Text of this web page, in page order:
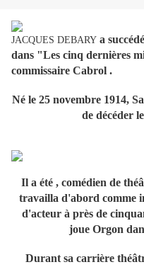
JACQUES DEBARY a
dans "Les cinq dernières
commissaire Cabrol .
Né le 25 novembre 1914,
de décéder
Il a été , comédien de
travailla d'abord comme
d'acteur à près de
joue Orgon
Durant sa carrière